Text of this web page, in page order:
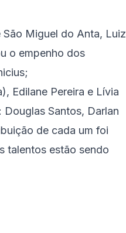
Miguel do Anta, Luiz
o empenho dos
Edilane Pereira e Lívia
Santos, Darlan
de cada um foi
talentos estão sendo